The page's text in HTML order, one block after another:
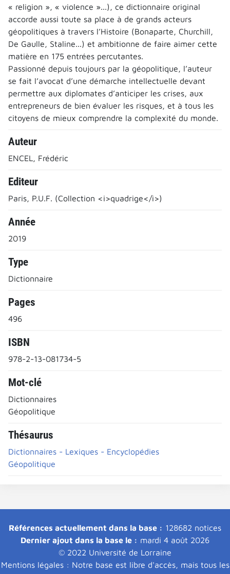
« religion », « violence »...), ce dictionnaire original
accorde aussi toute sa place à de grands acteurs
géopolitiques à travers l’Histoire (Bonaparte, Churchill,
De Gaulle, Staline...) et ambitionne de faire aimer cette
matière en 175 entrées percutantes.
Passionné depuis toujours par la géopolitique, l’auteur
se fait l’avocat d’une démarche intellectuelle devant
permettre aux diplomates d’anticiper les crises, aux
entrepreneurs de bien évaluer les risques, et à tous les
citoyens de mieux comprendre la complexité du monde.
Auteur
ENCEL, Frédéric
Editeur
Paris, P.U.F. (Collection <i>quadrige</i>)
Année
2019
Type
Dictionnaire
Pages
496
ISBN
978-2-13-081734-5
Mot-clé
Dictionnaires
Géopolitique
Thésaurus
Dictionnaires - Lexiques - Encyclopédies
Géopolitique
Références actuellement dans la base : 128682 notices
Dernier ajout dans la base le : mardi 4 août 2026
© 2022 Université de Lorraine
Mentions légales : Notre base est libre d'accès, mais tous les